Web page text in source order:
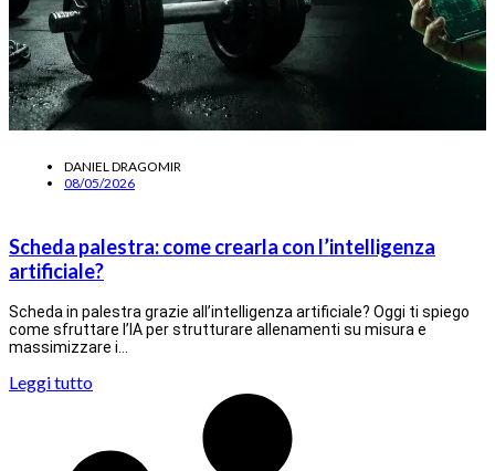
DANIEL DRAGOMIR
08/05/2026
Scheda palestra: come crearla con l’intelligenza
artificiale?
Scheda in palestra grazie all’intelligenza artificiale? Oggi ti spiego
come sfruttare l’IA per strutturare allenamenti su misura e
massimizzare i…
Leggi tutto